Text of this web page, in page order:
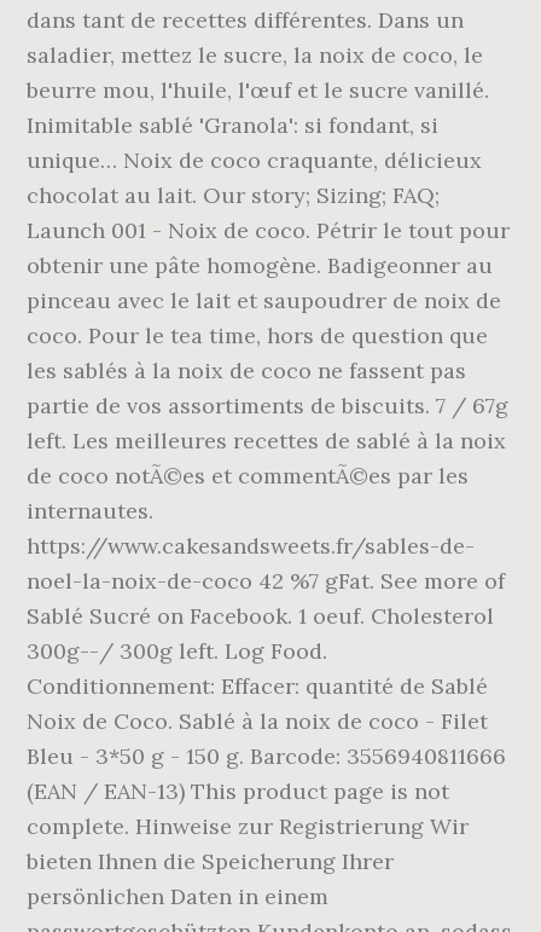
dans tant de recettes différentes. Dans un
saladier, mettez le sucre, la noix de coco, le
beurre mou, l'huile, l'œuf et le sucre vanillé.
Inimitable sablé 'Granola': si fondant, si
unique… Noix de coco craquante, délicieux
chocolat au lait. Our story; Sizing; FAQ;
Launch 001 - Noix de coco. Pétrir le tout pour
obtenir une pâte homogène. Badigeonner au
pinceau avec le lait et saupoudrer de noix de
coco. Pour le tea time, hors de question que
les sablés à la noix de coco ne fassent pas
partie de vos assortiments de biscuits. 7 / 67g
left. Les meilleures recettes de sablé à la noix
de coco notÃ©es et commentÃ©es par les
internautes.
https://www.cakesandsweets.fr/sables-de-
noel-la-noix-de-coco 42 %7 gFat. See more of
Sablé Sucré on Facebook. 1 oeuf. Cholesterol
300g--/ 300g left. Log Food.
Conditionnement: Effacer: quantité de Sablé
Noix de Coco. Sablé à la noix de coco - Filet
Bleu - 3*50 g - 150 g. Barcode: 3556940811666
(EAN / EAN-13) This product page is not
complete. Hinweise zur Registrierung Wir
bieten Ihnen die Speicherung Ihrer
persönlichen Daten in einem